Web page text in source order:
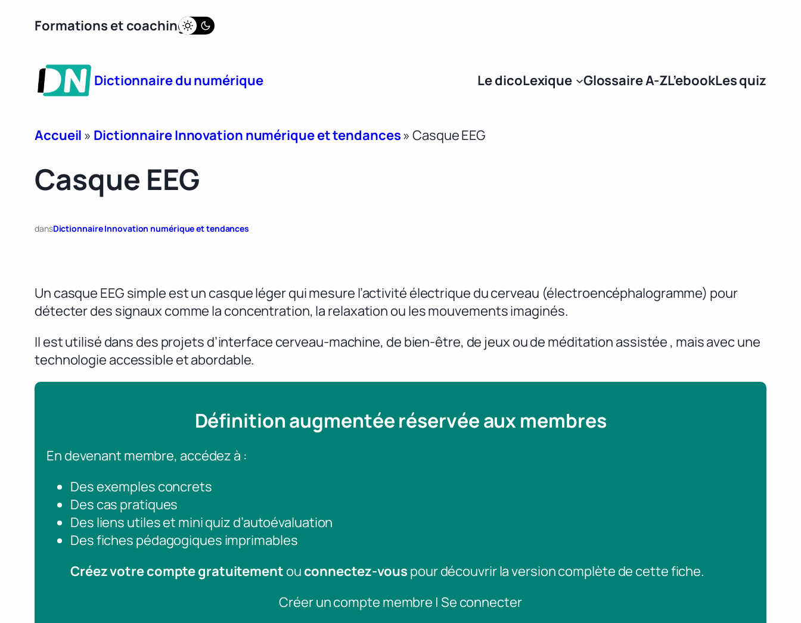
Formations et coaching
Dictionnaire du numérique Le dicoLexique Glossaire A-ZL’ebookLes quiz
Accueil » Dictionnaire Innovation numérique et tendances»Casque EEG
Casque EEG
dansDictionnaire Innovation numérique et tendances
Un casque EEG simple est un casque léger qui mesure l’activité électrique du cerveau (électroencéphalogramme) pour
détecter des signaux comme la concentration, la relaxation ou les mouvements imaginés.
Il est utilisé dans des projets d’interface cerveau-machine, de bien-être, de jeux ou de méditation assistée , mais avec une
technologie accessible et abordable.
Définition augmentée réservée aux membres
En devenant membre, accédez à :
Des exemples concrets
Des cas pratiques
Des liens utiles et mini quiz d’autoévaluation
Des fiches pédagogiques imprimables
Créez votre compte gratuitement ou connectez-vous pour découvrir la version complète de cette fiche.
Créer un compte membre | Se connecter